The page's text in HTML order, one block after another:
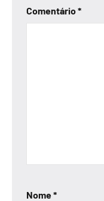
Comentário*
Nome*